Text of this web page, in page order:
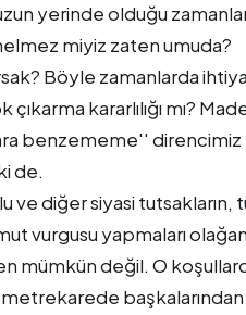
yerinde olduğu
miyiz zaten umuda?
Böyle zamanlarda
çıkarma kararlılığı mı?
benzememe'' direncimiz
de.
ve diğer siyasi
vurgusu yapmaları
mümkün değil. O